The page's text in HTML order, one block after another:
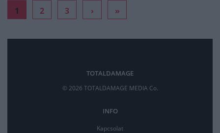
1 2 3 › »
TOTALDAMAGE
© 2026 TOTALDAMAGE MEDIA Co.
INFO
Kapcsolat